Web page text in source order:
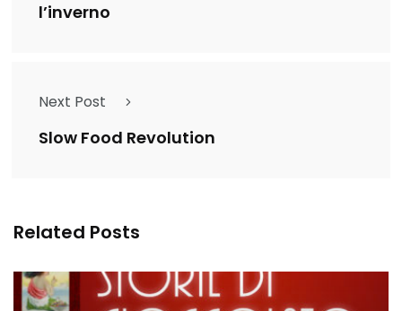
l’inverno
Next Post
Slow Food Revolution
Related Posts